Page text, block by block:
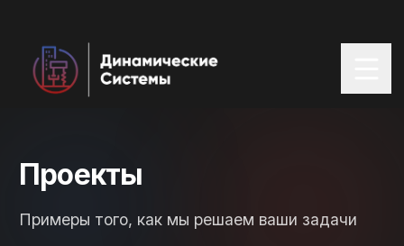
Проекты
Примеры того, как мы решаем ваши задачи